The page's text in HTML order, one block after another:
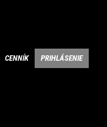
CENNÍK PRIHLÁSENIE